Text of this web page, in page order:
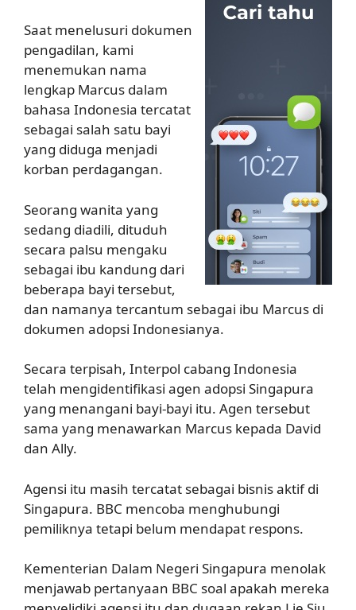
Saat menelusuri dokumen
pengadilan, kami
menemukan nama
lengkap Marcus dalam
bahasa Indonesia tercatat
sebagai salah satu bayi
yang diduga menjadi
korban perdagangan.
Seorang wanita yang
sedang diadili, dituduh
secara palsu mengaku
sebagai ibu kandung dari
beberapa bayi tersebut,
dan namanya tercantum sebagai ibu Marcus di
dokumen adopsi Indonesianya.
Secara terpisah, Interpol cabang Indonesia
telah mengidentifikasi agen adopsi Singapura
yang menangani bayi-bayi itu. Agen tersebut
sama yang menawarkan Marcus kepada David
dan Ally.
Agensi itu masih tercatat sebagai bisnis aktif di
Singapura. BBC mencoba menghubungi
pemiliknya tetapi belum mendapat respons.
Kementerian Dalam Negeri Singapura menolak
menjawab pertanyaan BBC soal apakah mereka